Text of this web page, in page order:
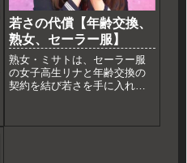
若さの代償【年齢交換、
熟女、セーラー服】
熟女・ミサトは、セーラー服
の女子高生リナと年齢交換の
契約を結び若さを手に入れ
める。若さの代償として全て